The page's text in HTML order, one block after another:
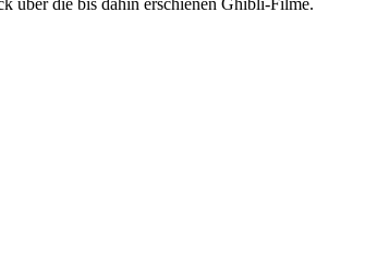
über die bis dahin erschienen Ghibli-Filme.